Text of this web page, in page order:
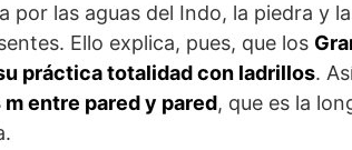
por las aguas del Indo, la piedra y
Ello explica, pues, que los
práctica totalidad con ladrillos.
entre pared y pared, que es la